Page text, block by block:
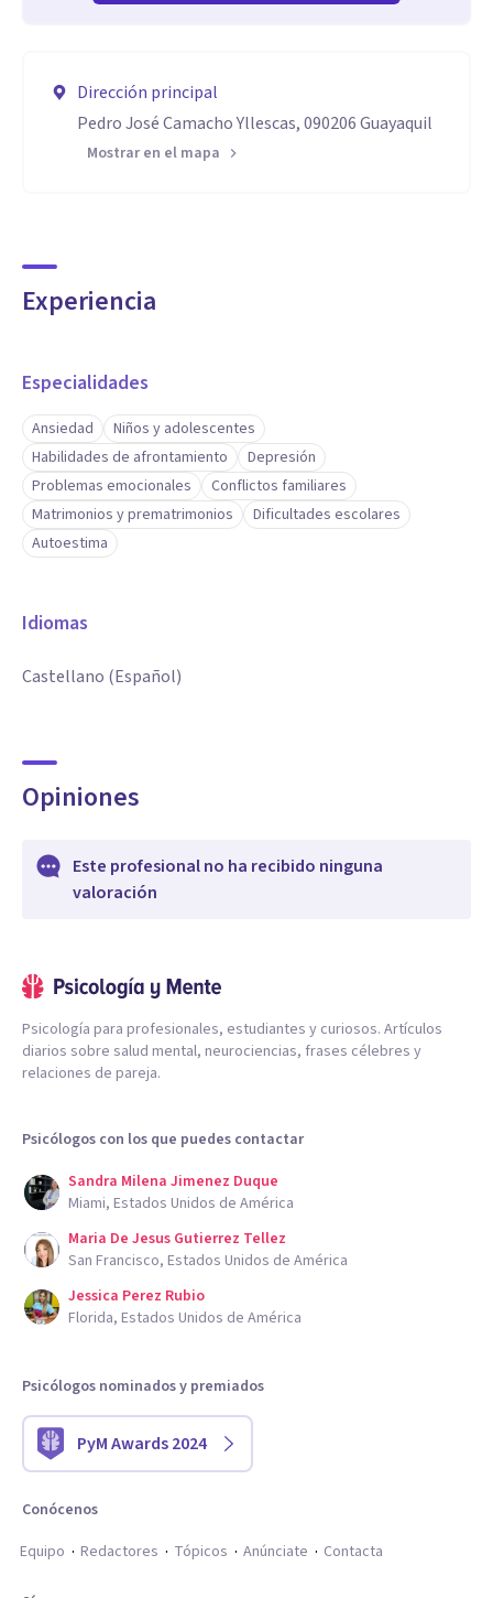
Dirección principal
Pedro José Camacho Yllescas, 090206 Guayaquil
Mostrar en el mapa
Experiencia
Especialidades
Ansiedad
Niños y adolescentes
Habilidades de afrontamiento
Depresión
Problemas emocionales
Conflictos familiares
Matrimonios y prematrimonios
Dificultades escolares
Autoestima
Idiomas
Castellano (Español)
Opiniones
Este profesional no ha recibido ninguna
valoración
Psicología para profesionales, estudiantes y curiosos. Artículos
diarios sobre salud mental, neurociencias, frases célebres y
relaciones de pareja.
Psicólogos con los que puedes contactar
Sandra Milena Jimenez Duque
Miami, Estados Unidos de América
Maria De Jesus Gutierrez Tellez
San Francisco, Estados Unidos de América
Jessica Perez Rubio
Florida, Estados Unidos de América
Psicólogos nominados y premiados
PyM Awards 2024
Conócenos
Equipo
Redactores Tópicos Anúnciate Contacta